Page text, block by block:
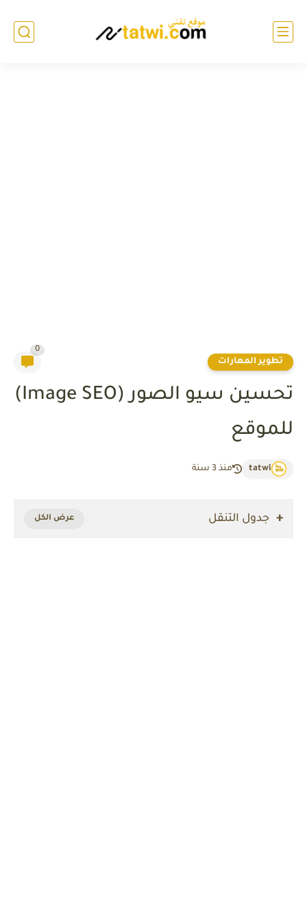
تطوير المهارات
0
تحسين سيو الصور (Image SEO)
للموقع
tatwi منذ 3 سنة
جدول التنقل